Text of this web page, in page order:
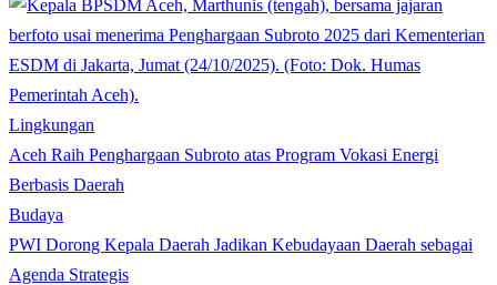
Lingkungan
Aceh Raih Penghargaan Subroto atas Program Vokasi Energi
Berbasis Daerah
Budaya
PWI Dorong Kepala Daerah Jadikan Kebudayaan Daerah sebagai
Agenda Strategis